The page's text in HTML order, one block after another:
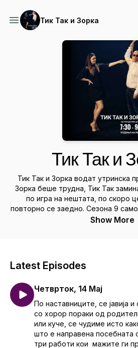
Тик Так и Зорка
Тик Так и
Тик Так и Зорка водат утринска
Зорка беше трудна, Тик Так
по игра на нештата, по скоро
повторно се заедно. Сезона 9
куп нови работи и секако, со
Show More
Latest Episodes
Четврток, 14 Мај
По наставниците, се јавија
со хорор пораки од
или куче, се чудиме исто
што е направена посебната
три работи кои мажите ги